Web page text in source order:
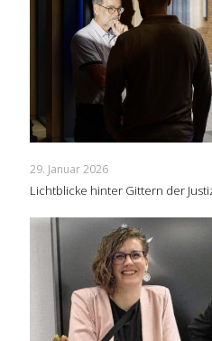
29. Januar 2026
Lichtblicke hinter Gittern der